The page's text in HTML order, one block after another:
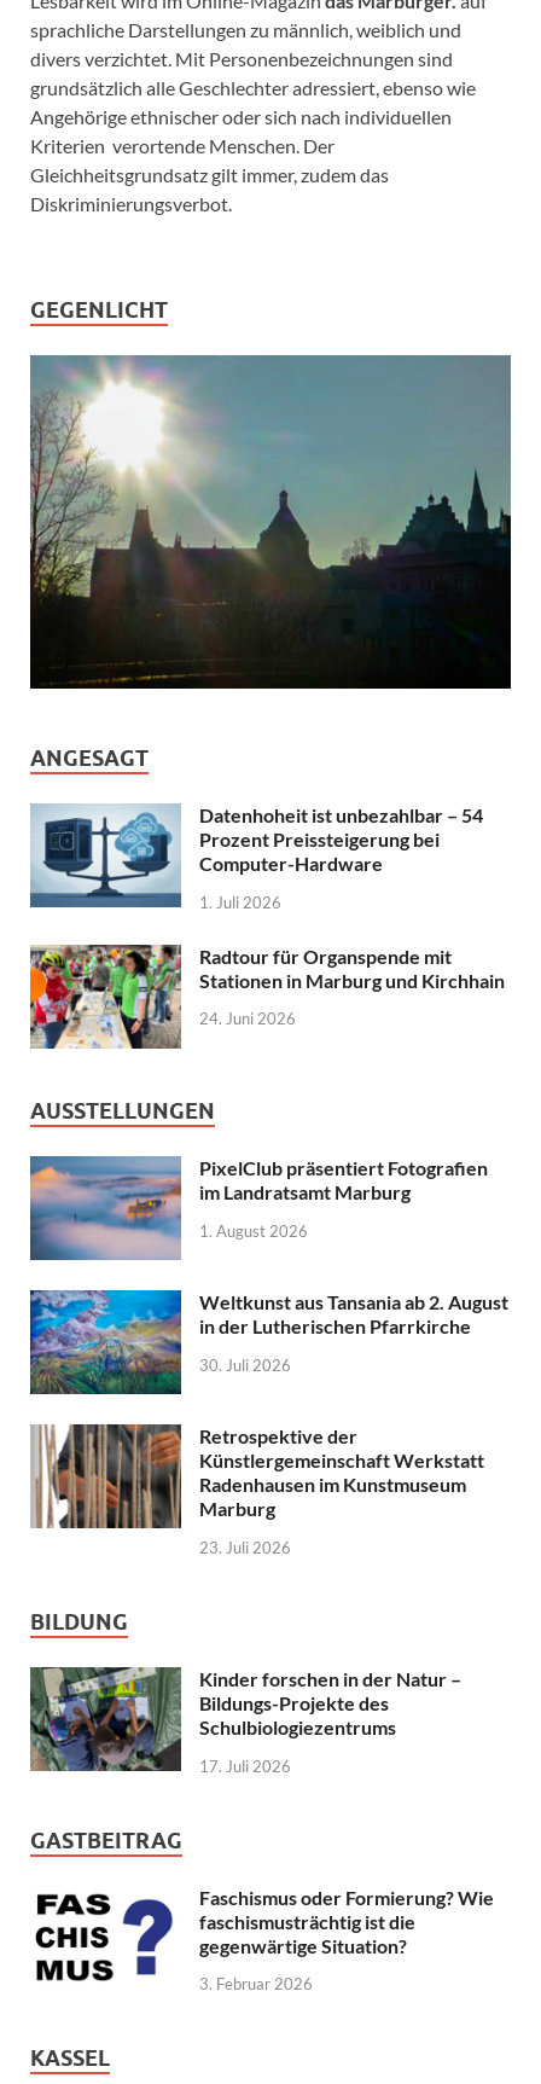
sprachliche Darstellungen zu männlich, weiblich und
divers verzichtet. Mit Personenbezeichnungen sind
grundsätzlich alle Geschlechter adressiert, ebenso wie
Angehörige ethnischer oder sich nach individuellen
Kriterien verortende Menschen. Der
Gleichheitsgrundsatz gilt immer, zudem das
Diskriminierungsverbot.
GEGENLICHT
ANGESAGT
Datenhoheit ist unbezahlbar – 54
Prozent Preissteigerung bei
Computer-Hardware
1. Juli 2026
Radtour für Organspende mit
Stationen in Marburg und Kirchhain
24. Juni 2026
AUSSTELLUNGEN
PixelClub präsentiert Fotografien
im Landratsamt Marburg
1. August 2026
Weltkunst aus Tansania ab 2. August
in der Lutherischen Pfarrkirche
30. Juli 2026
Retrospektive der
Künstlergemeinschaft Werkstatt
Radenhausen im Kunstmuseum
Marburg
23. Juli 2026
BILDUNG
Kinder forschen in der Natur –
Bildungs-Projekte des
Schulbiologiezentrums
17. Juli 2026
GASTBEITRAG
Faschismus oder Formierung? Wie
faschismusträchtig ist die
gegenwärtige Situation?
3. Februar 2026
KASSEL